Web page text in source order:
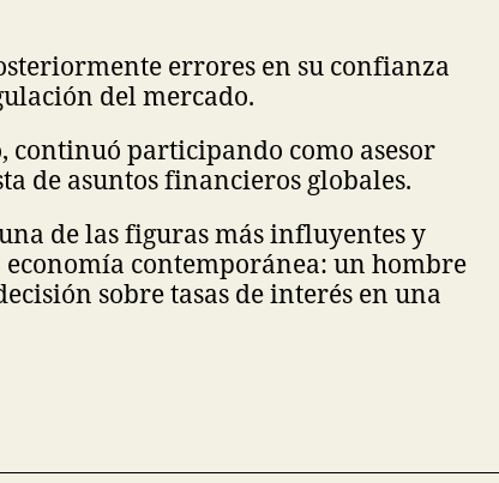
errores en su confianza
del mercado.
participando como asesor
de asuntos financieros globales.
de las figuras más influyentes y
contemporánea: un hombre
sobre tasas de interés en una